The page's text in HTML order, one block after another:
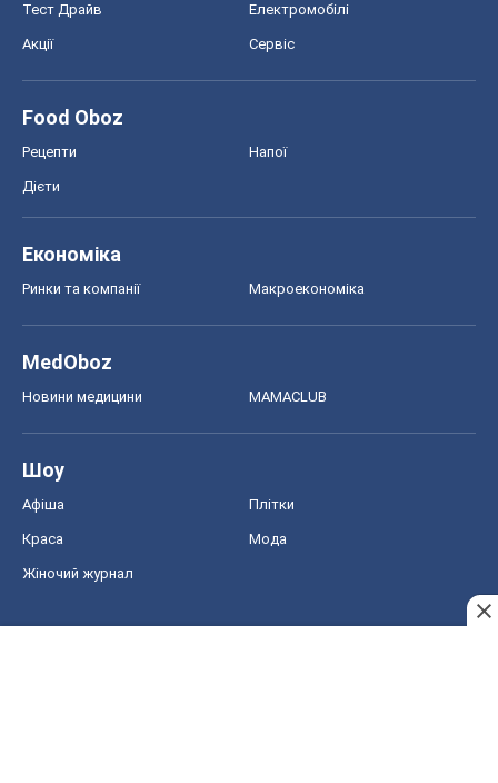
Тест Драйв Електромобілі
Акції Сервіс
Food Oboz
Рецепти Напої
Дієти
Економіка
Ринки та компанії Макроекономіка
MedOboz
Новини медицини MAMACLUB
Шоу
Афіша Плітки
Краса Мода
Жіночий журнал